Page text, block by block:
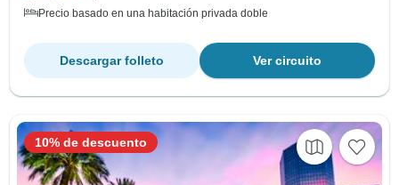
Precio basado en una habitación privada doble
Ver circuito
Descargar folleto
10% de descuento